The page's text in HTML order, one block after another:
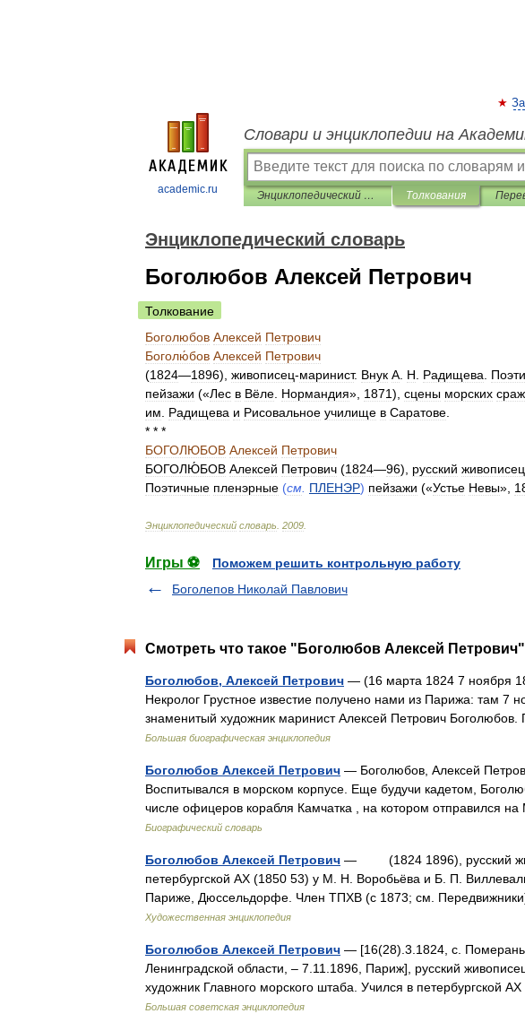
academic.ru
Словари и энциклопедии на
Энциклопедический словарь Толкования
Энциклопедический словарь
Боголюбов Алексей Петрович
Толкование
Боголюбов Алексей Петрович
Боголю́бов Алексей Петрович
(1824—1896), живописец-маринист. Внук А Н Радищева
пейзажи («Лес в Вёле Нормандия», 1871), сцены морских
им
Радищева и Рисовальное училище в Саратове
* * *
БОГОЛЮБОВ Алексей Петрович
БОГОЛЮ́БОВ Алексей Петрович (1824—96), русский живописец
Поэтичные пленэрные (см ПЛЕНЭР) пейзажи («Устье Невы»,
Энциклопедический словарь 2009
Игры ⚽
Поможем решить контрольную работу
Боголепов Николай Павлович
Смотреть что такое "Боголюбов Алексей
Боголюбов, Алексей Петрович — (16 марта 1824 7 ноября
Некролог Грустное известие получено нами из Парижа: там 7
знаменитый художник маринист Алексей Петрович
Большая биографическая энциклопедия
Боголюбов Алексей Петрович — Боголюбов, Алексей
Воспитывался в морском корпусе. Еще будучи кадетом,
числе офицеров корабля Камчатка , на котором отправился
Биографический словарь
Боголюбов Алексей Петрович — (1824 1896), русский
петербургской АХ (1850 53) у М. Н. Воробьёва и Б. П.
Париже, Дюссельдорфе. Член ТПХВ (с 1873; см.
Художественная энциклопедия
Боголюбов Алексей Петрович — [16(28).3.1824, с.
Ленинградской области, ‒ 7.11.1896, Париж], русский
художник Главного морского штаба. Учился в петербургской
Большая советская энциклопедия